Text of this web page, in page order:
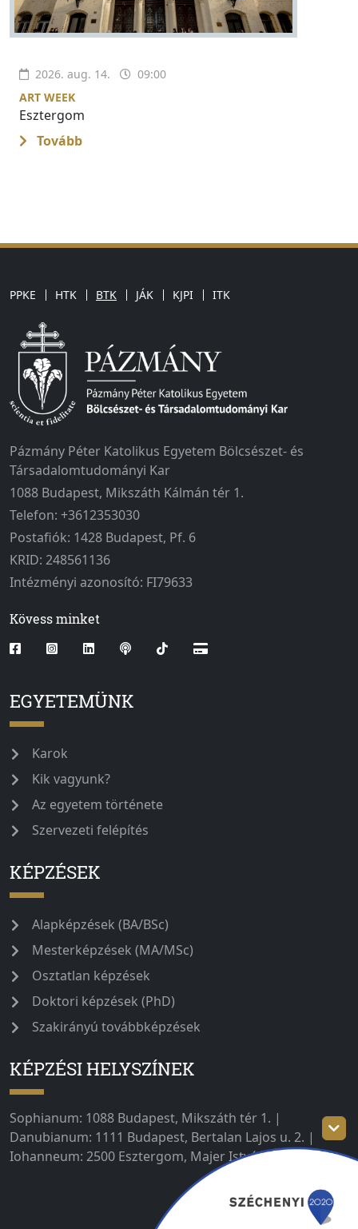
2026. aug. 14.
09:00
ART WEEK
Esztergom
Tovább
PPKE HTK BTK JÁK KJPI ITK
Pázmány Péter Katolikus Egyetem Bölcsészet- és
Társadalomtudományi Kar
1088 Budapest, Mikszáth Kálmán tér 1.
Telefon: +3612353030
Postafiók: 1428 Budapest, Pf. 6
KRID: 248561136
Intézményi azonosító: FI79633
Kövess minket
EGYETEMÜNK
Karok
Kik vagyunk?
Az egyetem története
Szervezeti felépítés
KÉPZÉSEK
Alapképzések (BA/BSc)
Mesterképzések (MA/MSc)
Osztatlan képzések
Doktori képzések (PhD)
Szakirányú továbbképzések
KÉPZÉSI HELYSZÍNEK
Sophianum: 1088 Budapest, Mikszáth tér 1. |
Danubianum: 1111 Budapest, Bertalan Lajos u. 2. |
Iohanneum: 2500 Esztergom, Majer István út 1–3.